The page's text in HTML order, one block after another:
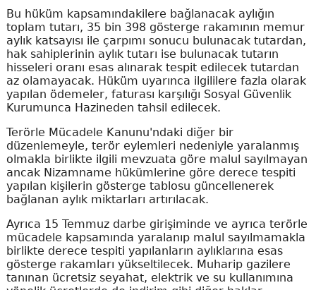
Bu hüküm kapsamındakilere bağlanacak aylığın
toplam tutarı, 35 bin 398 gösterge rakamının memur
aylık katsayısı ile çarpımı sonucu bulunacak tutardan,
hak sahiplerinin aylık tutarı ise bulunacak tutarın
hisseleri oranı esas alınarak tespit edilecek tutardan
az olamayacak. Hüküm uyarınca ilgililere fazla olarak
yapılan ödemeler, faturası karşılığı Sosyal Güvenlik
Kurumunca Hazineden tahsil edilecek.
Terörle Mücadele Kanunu'ndaki diğer bir
düzenlemeyle, terör eylemleri nedeniyle yaralanmış
olmakla birlikte ilgili mevzuata göre malul sayılmayan
ancak Nizamname hükümlerine göre derece tespiti
yapılan kişilerin gösterge tablosu güncellenerek
bağlanan aylık miktarları artırılacak.
Ayrıca 15 Temmuz darbe girişiminde ve ayrıca terörle
mücadele kapsamında yaralanıp malul sayılmamakla
birlikte derece tespiti yapılanların aylıklarına esas
gösterge rakamları yükseltilecek. Muharip gazilere
tanınan ücretsiz seyahat, elektrik ve su kullanımına